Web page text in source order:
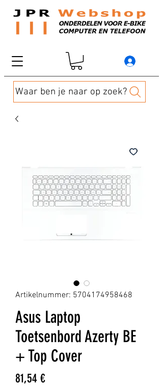
Waar ben je naar op zoek?
Artikelnummer: 5704174958468
Asus Laptop
Toetsenbord Azerty BE
+ Top Cover
81,54 €Preis